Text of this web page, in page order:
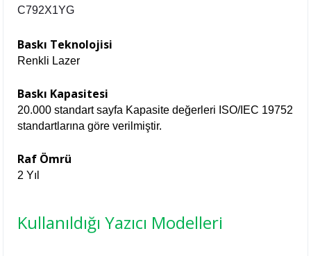
C792X1YG
Baskı Teknolojisi
Renkli Lazer
Baskı Kapasitesi
20.000 standart sayfa Kapasite değerleri ISO/IEC 19752
standartlarına göre verilmiştir.
Raf Ömrü
2 Yıl
Kullanıldığı Yazıcı Modelleri